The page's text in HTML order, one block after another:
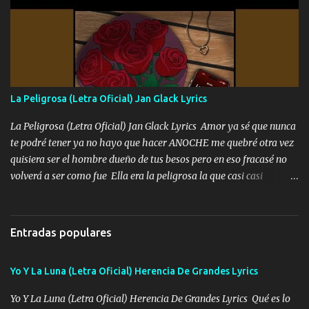
Yo Soy El De Las Pacas Sobrino Del Brazo Armad0 Con mi Glock
fajado y mi R terciado me van a ver allá por TJ para un licenciado
mando un abrazo andamos al cien Choritas también Música
Ando en la colonia bien acelerado traigo un M2 que nunca me ha
fallado para mi compadre mandó un fuerte abrazo también al
Especial sabe que lo apreciamos En los mejores antros me verán
tomando con mujeres hermosas y botellas destapando siempre
bien cuidado bien atrabancado y a los que me conocen ya saben de
lo que hablo Entre lob...
La Peligrosa (Letra Oficial) Jan Glack Lyrics
La Peligrosa (Letra Oficial) Jan Glack Lyrics Amor ya sé que nunca
te podré tener ya no hayo que hacer ANOCHE me quebré otra vez
quisiera ser el hombre dueño de tus besos pero en eso fracasé no
volverá a ser como fue Ella era la peligrosa la que casi casi
años solo pienso en ti mami no me crees se que no me crees
Música Amar me duele estoy rodeado de mujeres pero solo
pasión en la troca tus labios besándome yo quitándote la ropa no
quiero que sea nunca con otra yo quiero llevarte a la Luna y si
Entradas populares
Yo Y La Luna (Letra Oficial) Herencia De Grandes Lyrics
Yo Y La Luna (Letra Oficial) Herencia De Grandes Lyrics Qué es lo